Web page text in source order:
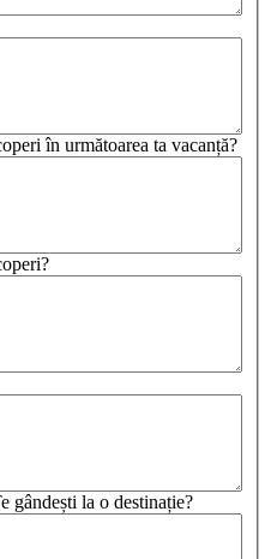
în următoarea ta vacanță?
gândești la o destinație?